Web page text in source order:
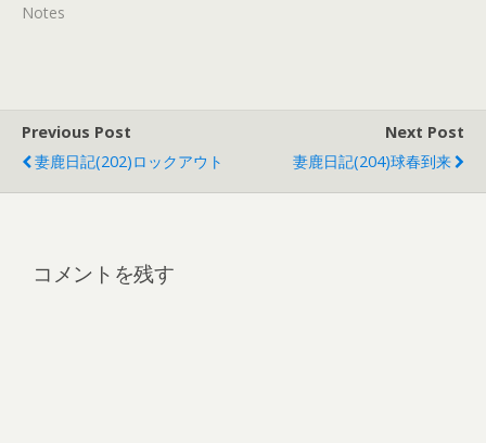
Notes
Previous Post
妻鹿日記(202)ロックアウト
Next Post
妻鹿日記(204)球春到来
コメントを残す